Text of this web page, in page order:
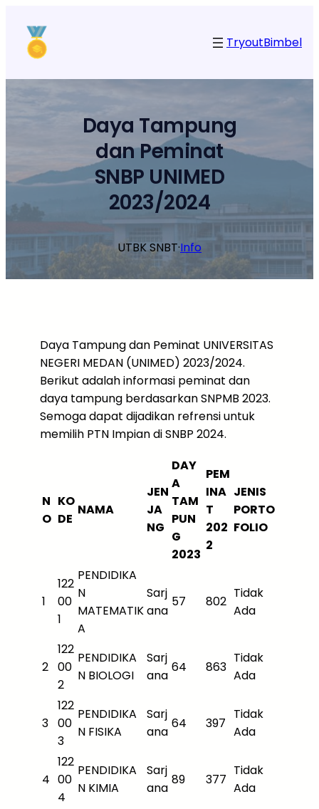
konten
TryoutBimbel
Daya Tampung
dan Peminat
SNBP UNIMED
2023/2024
UTBK SNBT·Info
Daya Tampung dan Peminat UNIVERSITAS
NEGERI MEDAN (UNIMED) 2023/2024.
Berikut adalah informasi peminat dan
daya tampung berdasarkan SNPMB 2023.
Semoga dapat dijadikan refrensi untuk
memilih PTN Impian di SNBP 2024.
N
O
KO
DE
NAMA
JEN
JA
NG
DAY
A
TAM
PUN
G
2023
PEM
INA
T
202
2
JENIS
PORTO
FOLIO
1
122
00
1
PENDIDIKA
N
MATEMATIK
A
Sarj
ana
57 802
Tidak
Ada
2
122
00
2
PENDIDIKA
N BIOLOGI
Sarj
ana
64 863
Tidak
Ada
3
122
00
3
PENDIDIKA
N FISIKA
Sarj
ana
64 397
Tidak
Ada
4
122
00
4
PENDIDIKA
N KIMIA
Sarj
ana
89 377
Tidak
Ada